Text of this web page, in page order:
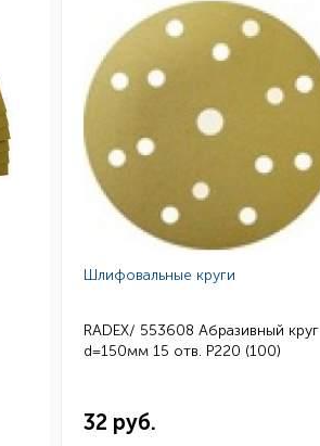
Шлифовальные круги
RADEX/ 553608 Абразивный круг
d=150мм 15 отв. Р220 (100)
32 руб.